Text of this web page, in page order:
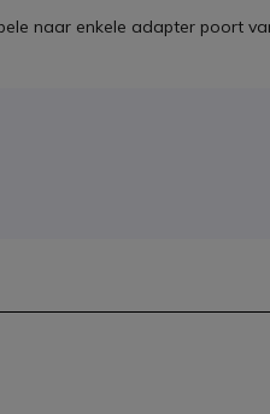
naar enkele adapter poort